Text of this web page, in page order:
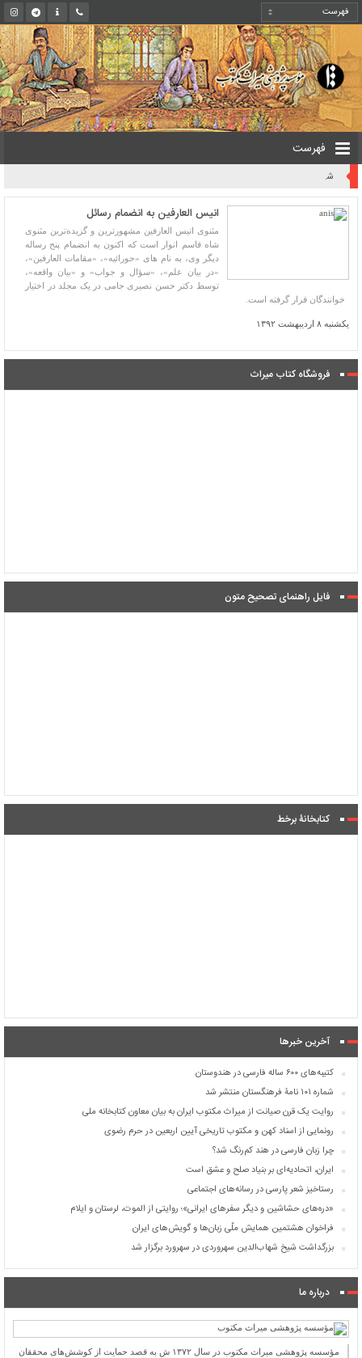
فهرست
انیس العارفین به انضمام رسائل
مثنوی انیس العارفین مشهورترین و گزیده‌ترین مثنوی
شاه قاسم انوار است که اکنون به انضمام پنج رساله
دیگر وی، به نام های «حورائیه»، «مقامات العارفین»،
«در بیان علم»، «سؤال و جواب» و «بیان واقعه»،
توسط دکتر حسن نصیری جامی در یک مجلد در اختیار
خوانندگان قرار گرفته است.
یکشنبه ۸ اردیبهشت ۱۳۹۲
فروشگاه کتاب میراث
فایل راهنمای تصحیح متون
کتابخانۀ برخط
آخرین خبرها
کتیبه‌های ۶۰۰ ساله فارسی در هندوستان
شماره ۱۰۱ نامۀ فرهنگستان منتشر شد
روایت یک قرن صیانت از میراث مکتوب ایران به بیان معاون کتابخانه ملی
رونمایی از اسناد کهن و مکتوب تاریخی آیین اربعین در حرم رضوی
چرا زبان فارسی در هند کم‌رنگ شد؟
ایران، اتحادیه‌ای بر بنیاد صلح و عشق است
رستاخیز شعر پارسی در رسانه‌های اجتماعی
«دره‌های حشاشین و دیگر سفرهای ایرانی»؛ روایتی از الموت، لرستان و ایلام
فراخوان هشتمین همایش ملّی زبان‌ها و گویش‌های ایران
بزرگداشت شیخ شهاب‌الدین سهروردی در سهرورد برگزار شد
درباره ما
مؤسسه پژوهشی میراث مكتوب در سال ۱۳۷۲ ش به قصد حمایت از كوشش‌های محققان